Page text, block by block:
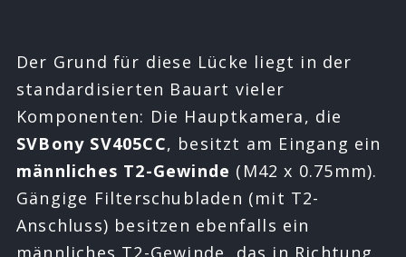
Der Grund für diese Lücke liegt in der
standardisierten Bauart vieler
Komponenten: Die Hauptkamera, die
SVBony SV405CC, besitzt am Eingang ein
männliches T2-Gewinde (M42 x 0.75mm).
Gängige Filterschubladen (mit T2-
Anschluss) besitzen ebenfalls ein
männliches T2-Gewinde, das in Richtung